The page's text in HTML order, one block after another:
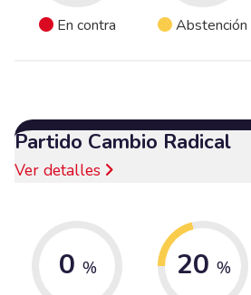
En contra Abstención
Partido Cambio Radical
Ver detalles
0 % 20 %